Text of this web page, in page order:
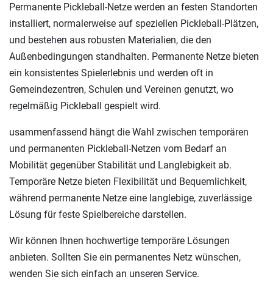
Permanente Pickleball-Netze werden an festen Standorten
installiert, normalerweise auf speziellen Pickleball-Plätzen,
und bestehen aus robusten Materialien, die den
Außenbedingungen standhalten. Permanente Netze bieten
ein konsistentes Spielerlebnis und werden oft in
Gemeindezentren, Schulen und Vereinen genutzt, wo
regelmäßig Pickleball gespielt wird.
usammenfassend hängt die Wahl zwischen temporären
und permanenten Pickleball-Netzen vom Bedarf an
Mobilität gegenüber Stabilität und Langlebigkeit ab.
Temporäre Netze bieten Flexibilität und Bequemlichkeit,
während permanente Netze eine langlebige, zuverlässige
Lösung für feste Spielbereiche darstellen.
Wir können Ihnen hochwertige temporäre Lösungen
anbieten. Sollten Sie ein permanentes Netz wünschen,
wenden Sie sich einfach an unseren Service.